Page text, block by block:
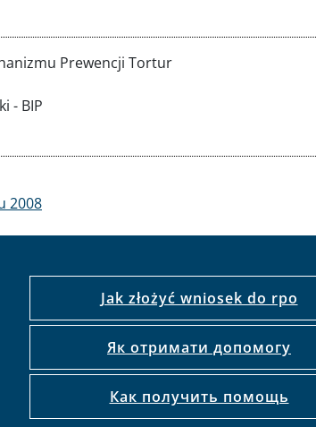
Prewencji Tortur
- BIP
2008
Jak złożyć wniosek do rpo
Як отримати допомогу
Как получить помощь